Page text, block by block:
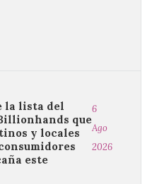
la lista del
que
y locales
este
6
Ago
2026